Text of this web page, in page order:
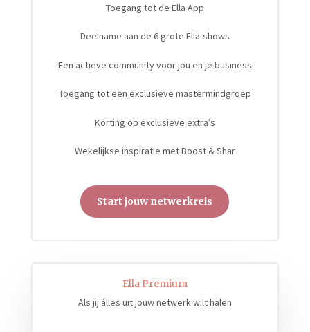
Toegang tot de Ella App
Deelname aan de 6 grote Ella-shows
Een actieve community voor jou en je business
Toegang tot een exclusieve mastermindgroep
Korting op exclusieve extra’s
Wekelijkse inspiratie met Boost & Shar
Start jouw netwerkreis
Ella Premium
Als jij álles uit jouw netwerk wilt halen